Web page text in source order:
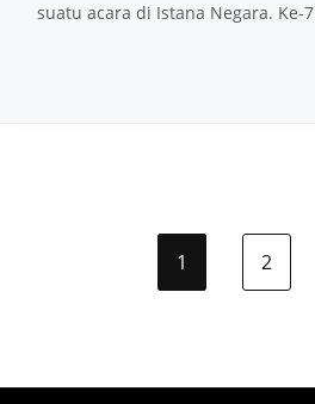
suatu acara di Istana Negara. Ke-
1 2